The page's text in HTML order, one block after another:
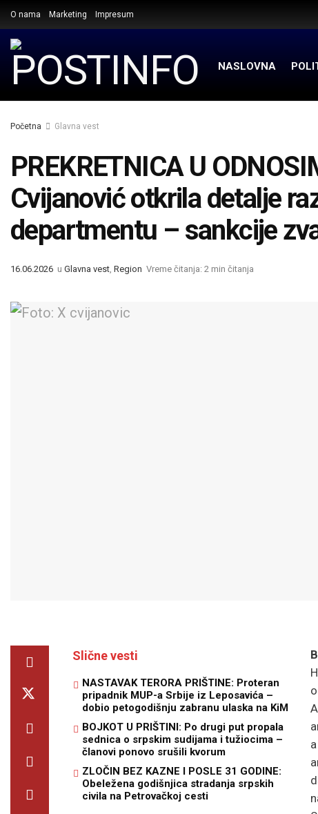
O nama Marketing Impresum
NASLOVNA
Početna Glavna vest
PREKRETNICA U
Cvijanović otkrila detalje
departmentu – sankcije
16.06.2026 u Glavna vest, Region Vreme čitanja: 2 min čitanja
Slične vesti
NASTAVAK TERORA PRIŠTINE: Proteran
pripadnik MUP-a Srbije iz Leposavića –
dobio petogodišnju zabranu ulaska na KiM
BOJKOT U PRIŠTINI: Po drugi put propala
sednica o srpskim sudijama i tužiocima –
članovi ponovo srušili kvorum
ZLOČIN BEZ KAZNE I POSLE 31 GODINE:
Obeležena godišnjica stradanja srpskih
civila na Petrovačkoj cesti